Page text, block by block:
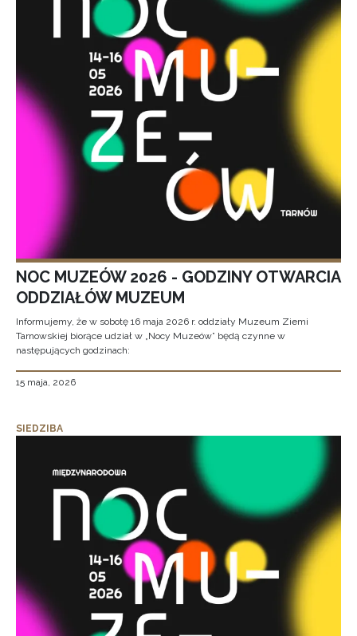
NOC MUZEÓW 2026 - GODZINY OTWARCIA
ODDZIAŁÓW MUZEUM
Informujemy, że w sobotę 16 maja 2026 r. oddziały Muzeum Ziemi
Tarnowskiej biorące udział w „Nocy Muzeów” będą czynne w
następujących godzinach:
15 maja, 2026
SIEDZIBA